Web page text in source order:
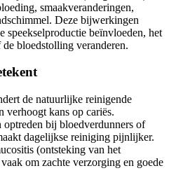
smaakveranderingen,
Deze bijwerkingen
speekselproductie beïnvloeden, het
bloedstolling veranderen.
de natuurlijke reinigende
verhoogt kans op cariës.
optreden bij bloedverdunners of
dagelijkse reiniging pijnlijker.
(ontsteking van het
om zachte verzorging en goede